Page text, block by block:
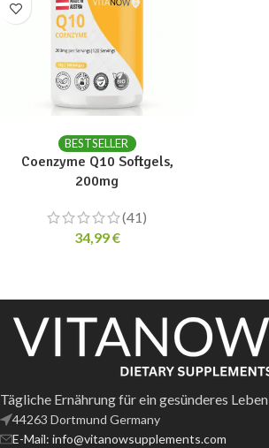
BESTSELLER
Coenzyme Q10 Softgels,
200mg
(41)
34,99€
Tägliche Ernährung für ein gesünderes Leben
44263 Dortmund Germany
E-Mail: info@vitanowsupplements.com